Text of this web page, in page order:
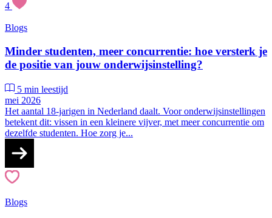
4
Blogs
Minder studenten, meer concurrentie: hoe versterk je
de positie van jouw onderwijsinstelling?
5 min leestijd
mei 2026
Het aantal 18-jarigen in Nederland daalt. Voor onderwijsinstellingen
betekent dit: vissen in een kleinere vijver, met meer concurrentie om
dezelfde studenten. Hoe zorg je...
Blogs